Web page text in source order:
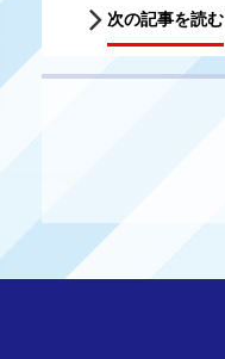
次の記事を読む